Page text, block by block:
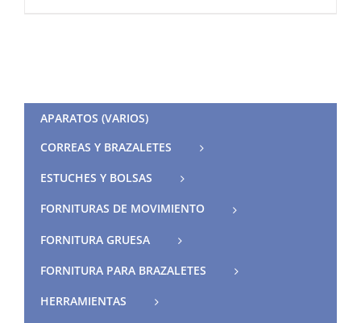
APARATOS (VARIOS)
CORREAS Y BRAZALETES
ESTUCHES Y BOLSAS
FORNITURAS DE MOVIMIENTO
FORNITURA GRUESA
FORNITURA PARA BRAZALETES
HERRAMIENTAS